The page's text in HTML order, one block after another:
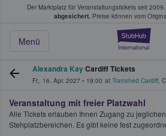
Der Marktplatz für Veranstaltungstickets seit 2009.
abgesichert. Preise können vom
Menü
Tickets kaufen &
Alexandra KayCardiff Tickets
Fr., 16. Apr. 2027 • 19:00 at Tramshed Cardiff,
Veranstaltung mit freier Platzwahl
Alle Tickets erlauben Ihnen Zugang zu
Stehplatzbereichen. Es gibt keine fest